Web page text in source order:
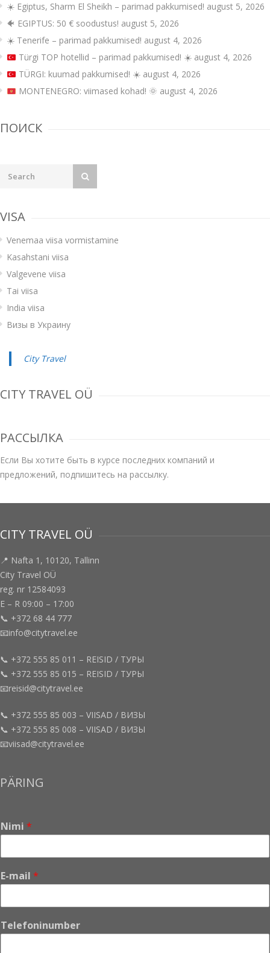
☀️ Egiptus, Sharm El Sheikh – parimad pakkumised! august 5, 2026
🐠 EGIPTUS: 50 € soodustus! august 5, 2026
☀️ Tenerife – parimad pakkumised! august 4, 2026
Türgi TOP hotellid – parimad pakkumised! ☀️ august 4, 2026
TÜRGI: kuumad pakkumised! ☀️ august 4, 2026
MONTENEGRO: viimased kohad! 🌞 august 4, 2026
ПОИСК
VISA
Venemaa viisa vormistamine
Kasahstani viisa
Valgevene viisa
Tai viisa
India viisa
Визы в Украину
City Travel
CITY TRAVEL OÜ
РАССЫЛКА
Если Вы хотите быть в курсе последних компаний и
предложений, подпишитесь на рассылку.
CITY TRAVEL OÜ
📍 Nafta 1, 10120, Tallinn
City Travel OÜ
reg. nr 12584093
E – R 09:00 – 17:00
📞 +372 68 44 777
📧info@citytravel.ee
📞 +372 555 85 011 – REISID / ТУРЫ
📞 +372 555 85 015 – REISID / ТУРЫ
📧reisid@citytravel.ee
📞 +372 555 85 003 – VIISAD / ВИЗЫ
📞 +372 555 85 008 – VIISAD / ВИЗЫ
📧viisad@citytravel.ee
PÄRING
Nimi *
E-mail *
S
õ
Telefoninumber